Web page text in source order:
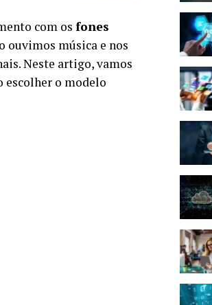
com os fones
ouvimos música e nos
Neste artigo, vamos
escolher o modelo